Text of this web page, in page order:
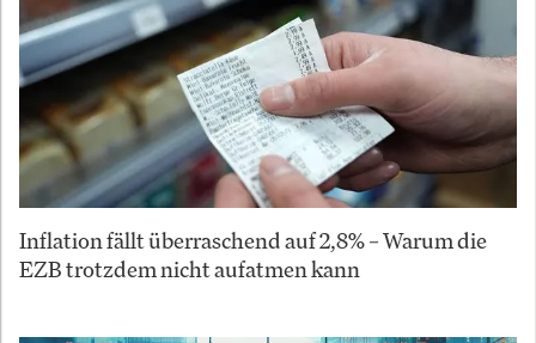
Inflation fällt überraschend auf 2,8% – Warum die
EZB trotzdem nicht aufatmen kann